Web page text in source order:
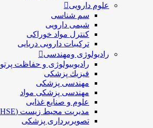
علوم دارویی
سم شناسی
شیمی دارویی
کنترل مواد خوراکی
ترکیبات دارویی دریایی
رادیولوژی ومهندسی
رادیوبیولوژی و حفاظت پرتو
فيزيك پزشکی
مهندسی پزشکی
مهندسی پزشکی مواد
علوم و صنايع غذایی
مدیریت محیط زیست (HSE)
تصویربرداری پزشکی